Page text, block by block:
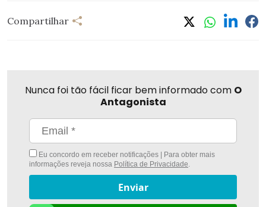
Compartilhar
Nunca foi tão fácil ficar bem informado com O
Antagonista
Eu concordo em receber notificações | Para obter mais
informações reveja nossa Política de Privacidade.
Enviar